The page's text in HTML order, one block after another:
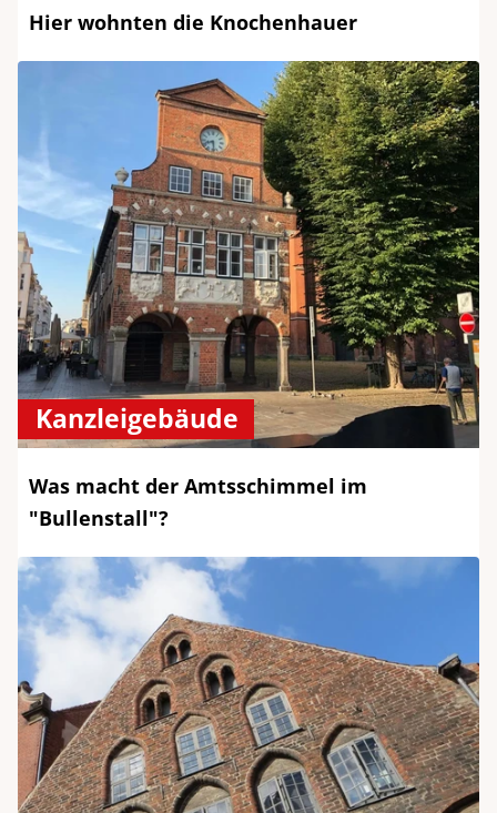
Hier wohnten die Knochenhauer
Kanzleigebäude
Was macht der Amtsschimmel im
"Bullenstall"?